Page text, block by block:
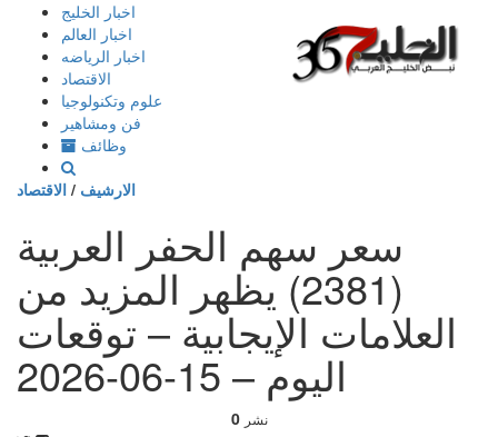
إذهب
المحتوى
اخبار الخليج
اخبار العالم
اخبار الرياضه
الاقتصاد
علوم وتكنولوجيا
فن ومشاهير
وظائف
الارشيف / الاقتصاد
سعر سهم الحفر العربية
(2381) يظهر المزيد من
العلامات الإيجابية – توقعات
اليوم – 15-06-2026
0 نشر